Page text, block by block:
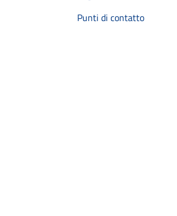
Punti di contatto